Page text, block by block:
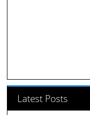
Latest Posts